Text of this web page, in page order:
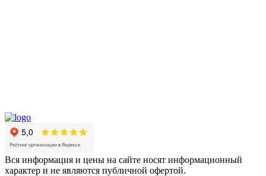
Вся информация и цены на сайте носят информационный
характер и не являются публичной офертой.